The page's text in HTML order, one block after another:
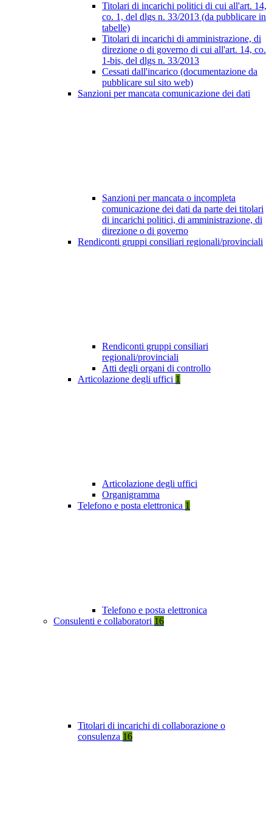
Titolari di incarichi politici di cui all'art. 14,
co. 1, del dlgs n. 33/2013 (da pubblicare in
tabelle)
Titolari di incarichi di amministrazione, di
direzione o di governo di cui all'art. 14, co.
1-bis, del dlgs n. 33/2013
Cessati dall'incarico (documentazione da
pubblicare sul sito web)
Sanzioni per mancata comunicazione dei dati
Sanzioni per mancata o incompleta
comunicazione dei dati da parte dei titolari
di incarichi politici, di amministrazione, di
direzione o di governo
Rendiconti gruppi consiliari regionali/provinciali
Rendiconti gruppi consiliari
regionali/provinciali
Atti degli organi di controllo
Articolazione degli uffici 1
Articolazione degli uffici
Organigramma
Telefono e posta elettronica 1
Telefono e posta elettronica
Consulenti e collaboratori 16
Titolari di incarichi di collaborazione o
consulenza 16